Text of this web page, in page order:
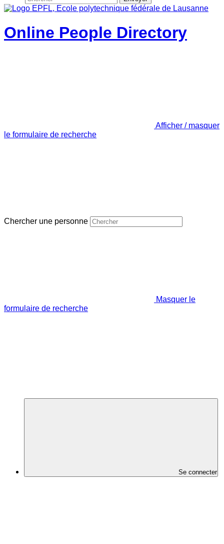
Online People Directory
Afficher / masquer
le formulaire de recherche
Chercher une personne
Masquer le
formulaire de recherche
Se connecter